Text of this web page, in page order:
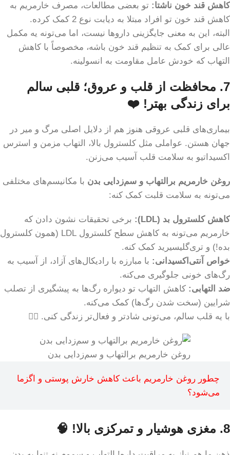
کاهش قند خون ناشتا: تو بعضی مطالعات، مصرف خارمریم به
کاهش قند خون تو افراد مبتلا به دیابت نوع 2 کمک کرده.
البته، این به معنی جایگزینی داروها نیست، اما می‌تونه یه مکمل
عالی برای کمک به تنظیم قند خون باشه، مخصوصاً با کاهش
التهاب که خودش عامل مقاومت به انسولینه.
7. محافظت از قلب و عروق؛ قلبی سالم
برای زندگی بهتر! ❤️
بیماری‌های قلبی عروقی هنوز هم از دلایل اصلی مرگ و میر در
جهان هستن. عواملی مثل کلسترول بالا، التهاب مزمن و استرس
اکسیداتیو به سلامت قلب آسیب می‌زنن.
روغن خارمریم برالتهاب و سم‌زدایی بدن با مکانیسم‌های مختلفی
می‌تونه به سلامت قلبت کمک کنه:
کاهش کلسترول بد (LDL):
برخی تحقیقات نشون دادن که
خارمریم می‌تونه به کاهش سطح کلسترول LDL (همون کلسترول
بده!) و تری‌گلیسیرید کمک کنه.
خواص آنتی‌اکسیدانی: با مبارزه با رادیکال‌های آزاد، از آسیب به
رگ‌های خونی جلوگیری می‌کنه.
ضد التهابی: کاهش التهاب تو دیواره رگ‌ها به پیشگیری از تصلب
شرایین (سخت شدن رگ‌ها) کمک می‌کنه.
با یه قلب سالم، می‌تونی شادتر و فعال‌تر زندگی کنی. 🏃‍♀️
روغن خارمریم برالتهاب و سم‌زدایی بدن
چطور روغن خارمریم باعث کاهش خارش پوستی و اگزما
می‌شود؟
8. مغزی هوشیار و تمرکزی بالا! 🧠